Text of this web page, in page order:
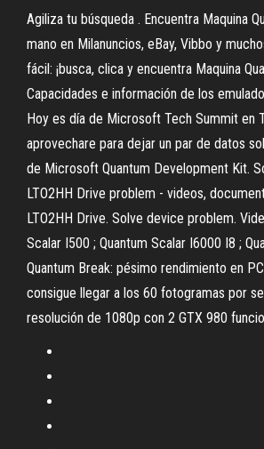
Agiliza tu búsqueda . Encuentra Maquina
mano en Milanuncios, eBay, Vibbo y
fácil: ¡busca, clica y encuentra Maquina
Capacidades e información de los
Hoy es día de Microsoft Tech Summit en
aprovechare para dejar un par de datos
de Microsoft Quantum Development Kit.
LTO2HH Drive problem - videos,
LTO2HH Drive. Solve device problem.
Scalar I500 ; Quantum Scalar I6000 I8 ;
Quantum Break: pésimo rendimiento en
consigue llegar a los 60 fotogramas por
resolución de 1080p con 2 GTX 980